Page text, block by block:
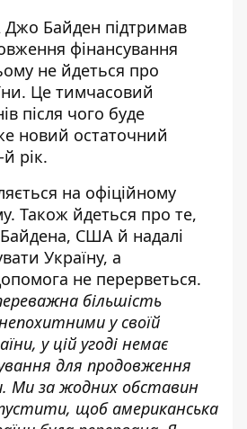
Байден підтримав
фінансування
не йдеться про
Це тимчасовий
після чого буде
новий остаточний
рік.
на офіційному
Також йдеться про те,
США й надалі
Україну, а
не перерветься.
більшість
у своїй
у цій угоді немає
для продовження
Ми за жодних обставин
щоб американська